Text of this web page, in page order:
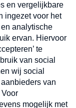
Verzend